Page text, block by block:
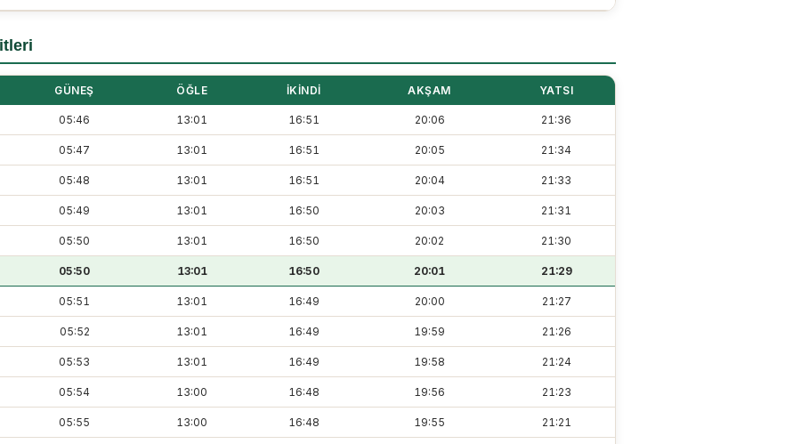
GÜNEŞ ÖĞLE İKINDI AKŞAM YATSI
05:46 13:01 16:51 20:06 21:36
05:47 13:01 16:51 20:05 21:34
05:48 13:01 16:51 20:04 21:33
05:49 13:01 16:50 20:03 21:31
05:50 13:01 16:50 20:02 21:30
05:50 13:01 16:50 20:01 21:29
05:51 13:01 16:49 20:00 21:27
05:52 13:01 16:49 19:59 21:26
05:53 13:01 16:49 19:58 21:24
05:54 13:00 16:48 19:56 21:23
05:55 13:00 16:48 19:55 21:21